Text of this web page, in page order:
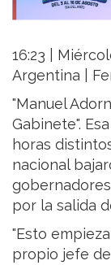
16:23 |
Argentina |
"Manuel
Gabinete".
horas
nacional
por la salida
"Esto
propio jefe